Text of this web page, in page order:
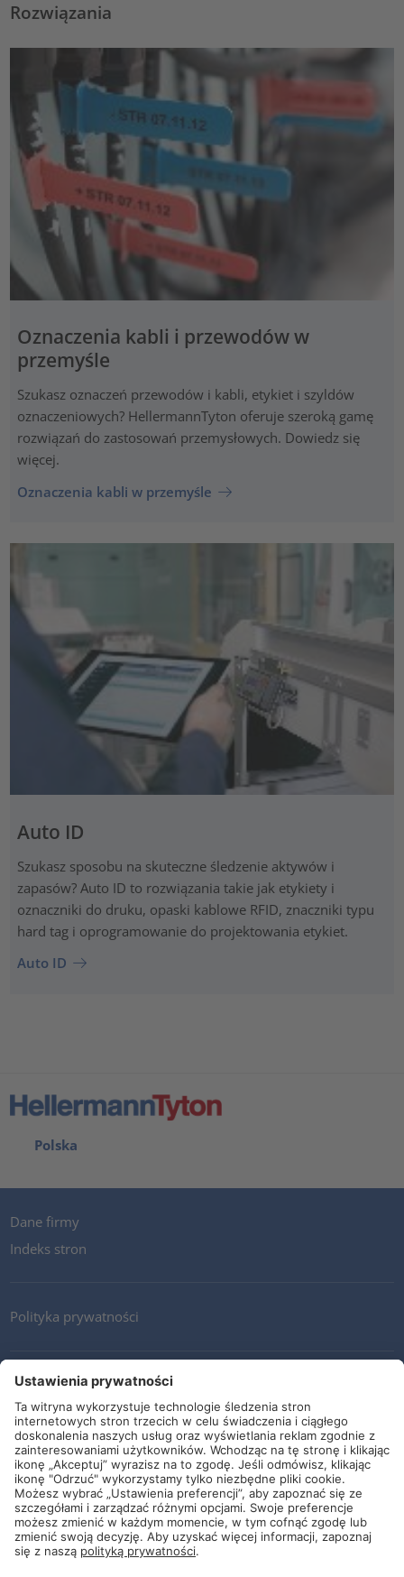
Rozwiązania
Oznaczenia kabli i przewodów w
przemyśle
Szukasz oznaczeń przewodów i kabli, etykiet i szyldów
oznaczeniowych? HellermannTyton oferuje szeroką gamę
rozwiązań do zastosowań przemysłowych. Dowiedz się
więcej.
Oznaczenia kabli w przemyśle
Auto ID
Szukasz sposobu na skuteczne śledzenie aktywów i
zapasów? Auto ID to rozwiązania takie jak etykiety i
oznaczniki do druku, opaski kablowe RFID, znaczniki typu
hard tag i oprogramowanie do projektowania etykiet.
Auto ID
Polska
Dane firmy
Indeks stron
Polityka prywatności
Kontakt
Newsletter
Ogólne warunki i dostawy
Wytyczne i zobowiązania